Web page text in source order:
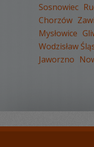
Sosnowiec
Chorzów
Mysłowice
Wodzisław
Jaworzno